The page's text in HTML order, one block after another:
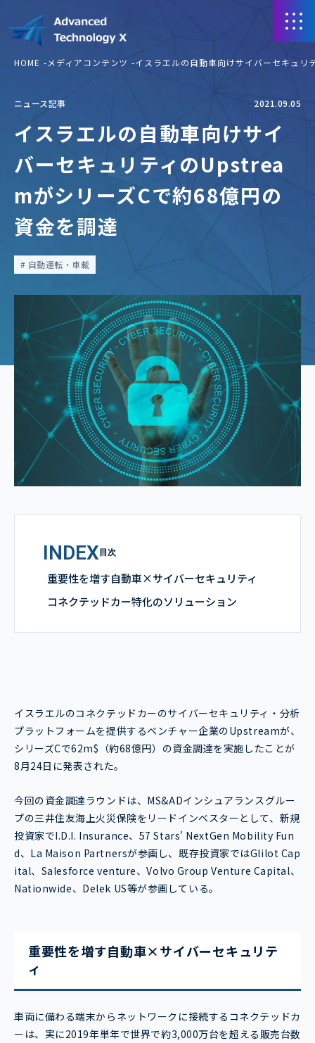
HOME メディアコンテンツ イスラエルの自動車向けサイバーセキュ
ニュース記事 2021.09.05
イスラエルの自動車向けサイ
バーセキュリティのUpstrea
mがシリーズCで約68億円の
資金を調達
自動運転・車載
INDEX 目次
重要性を増す自動車×サイバーセキュリティ
コネクテッドカー特化のソリューション
イスラエルのコネクテッドカーのサイバーセキュリティ・分析
プラットフォームを提供するベンチャー企業のUpstreamが、
シリーズCで62m$（約68億円）の資金調達を実施したことが
8月24日に発表された。
今回の資金調達ラウンドは、MS&ADインシュアランスグルー
プの三井住友海上火災保険をリードインベスターとして、新規
投資家でI.D.I. Insurance、57 Stars' NextGen Mobility Fun
d、La Maison Partnersが参画し、既存投資家ではGlilot Cap
ital、Salesforce venture、Volvo Group Venture Capital、
Nationwide、Delek US等が参画している。
重要性を増す自動車×サイバーセキュリテ
ィ
車両に備わる端末からネットワークに接続するコネクテッドカ
ーは、実に2019年単年で世界で約3,000万台を超える販売台数